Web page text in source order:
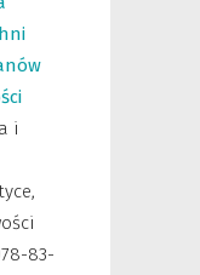
i
83-